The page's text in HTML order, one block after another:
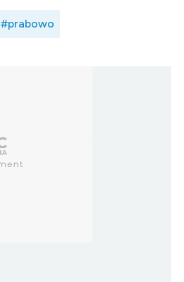
#prabowo